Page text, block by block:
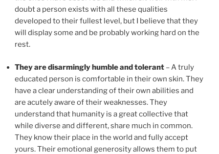
doubt a person exists with all these qualities
developed to their fullest level, but I believe that they
will display some and be probably working hard on the
rest.
They are disarmingly humble and tolerant – A truly
educated person is comfortable in their own skin. They
have a clear understanding of their own abilities and
are acutely aware of their weaknesses. They
understand that humanity is a great collective that
while diverse and different, share much in common.
They know their place in the world and fully accept
yours. Their emotional generosity allows them to put